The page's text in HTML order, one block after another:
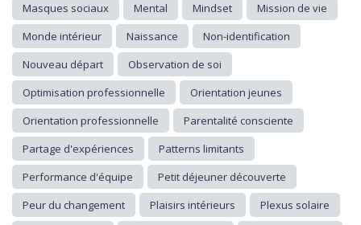
Masques sociaux
Mental Mindset
Mission de vie
Monde intérieur
Naissance
Non-identification
Nouveau départ
Observation de soi
Optimisation professionnelle
Orientation jeunes
Orientation professionnelle
Parentalité consciente
Partage d'expériences
Patterns limitants
Performance d'équipe
Petit déjeuner découverte
Peur du changement
Plaisirs intérieurs
Plexus solaire